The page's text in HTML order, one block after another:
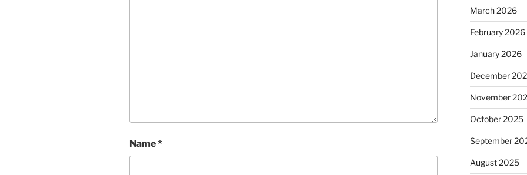
Name*
March 2026
February 2026
January 2026
December
November
October 2025
September
August 2025